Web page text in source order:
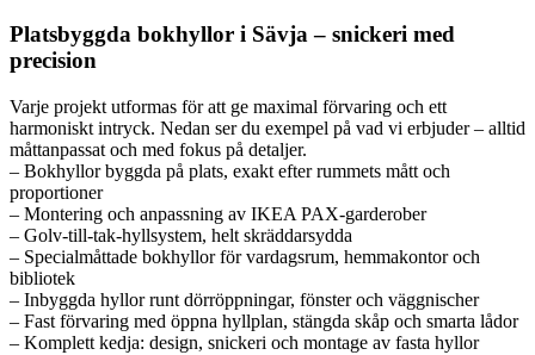
Platsbyggda bokhyllor i Sävja – snickeri med
precision
Varje projekt utformas för att ge maximal förvaring och ett
harmoniskt intryck. Nedan ser du exempel på vad vi erbjuder – alltid
måttanpassat och med fokus på detaljer.
– Bokhyllor byggda på plats, exakt efter rummets mått och
proportioner
– Montering och anpassning av IKEA PAX-garderober
– Golv-till-tak-hyllsystem, helt skräddarsydda
– Specialmåttade bokhyllor för vardagsrum, hemmakontor och
bibliotek
– Inbyggda hyllor runt dörröppningar, fönster och väggnischer
– Fast förvaring med öppna hyllplan, stängda skåp och smarta lådor
– Komplett kedja: design, snickeri och montage av fasta hyllor